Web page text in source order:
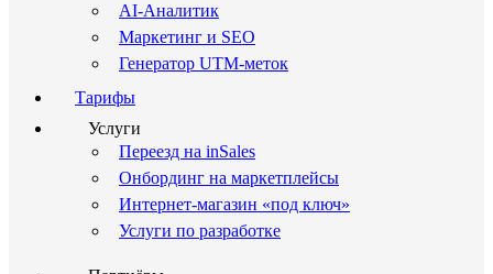
AI-Аналитик
Маркетинг и SEO
Генератор UTM-меток
Тарифы
Услуги
Переезд на inSales
Онбординг на маркетплейсы
Интернет-магазин «под ключ»
Услуги по разработке